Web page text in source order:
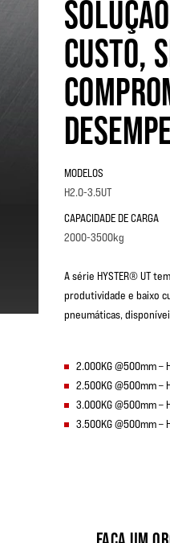
CUSTO,
MODELOS
H2.0-3.5UT
CAPACIDADE DE CARGA
2000-3500kg
A série HYSTER® UT
produtividade e baixo
pneumáticas,
2.000KG @500mm –
2.500KG @500mm –
3.000KG @500mm –
3.500KG @500mm –